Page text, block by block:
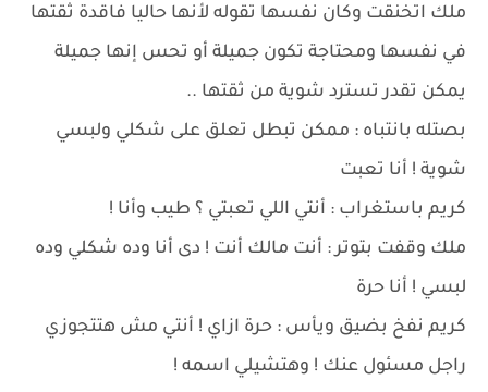
ملك اتخنقت وكان نفسها تقوله لأنها حاليا فاقدة ثقتها
في نفسها ومحتاجة تكون جميلة أو تحس إنها جميلة
يمكن تقدر تسترد شوية من ثقتها ..
بصتله بانتباه : ممكن تبطل تعلق على شكلي ولبسي
شوية ! أنا تعبت
كريم باستغراب : أنتي اللي تعبتي ؟ طيب وأنا !
ملك وقفت بتوتر : أنت مالك أنت ! دى أنا وده شكلي وده
لبسي ! أنا حرة
كريم نفخ بضيق ويأس : حرة ازاي ! أنتي مش هتتجوزي
راجل مسئول عنك ! وهتشيلي اسمه !